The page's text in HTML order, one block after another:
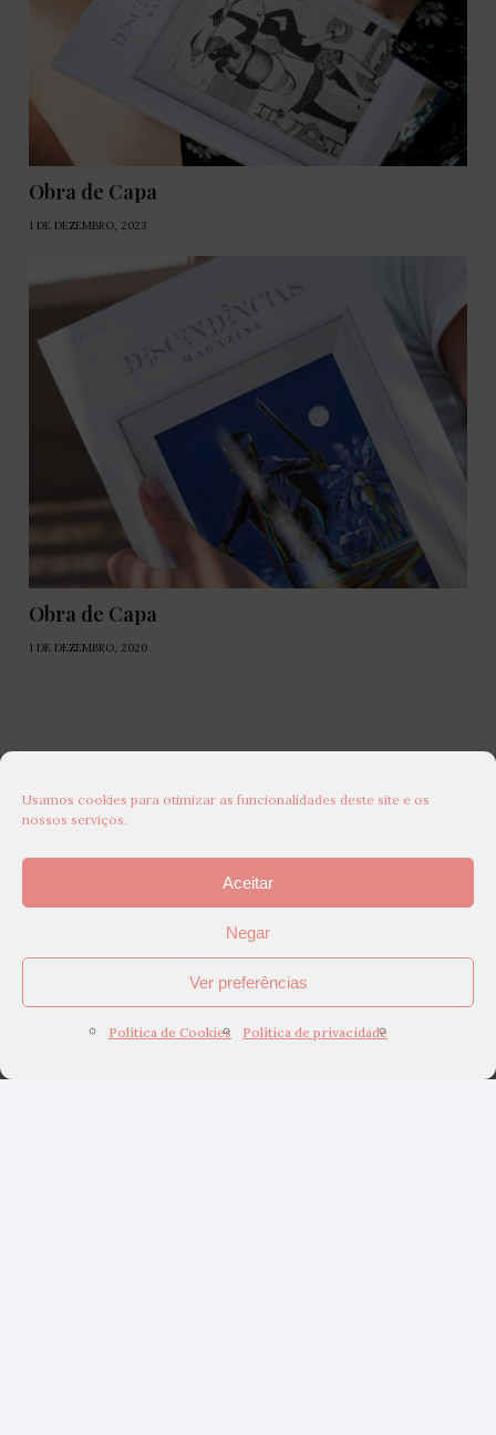
Usamos cookies para otimizar as funcionalidades deste site e os
nossos serviços.
Aceitar
Negar
Ver preferências
Política de Cookies Política de privacidade
Obra de Capa
1 DE DEZEMBRO, 2023
Obra de Capa
1 DE DEZEMBRO, 2020